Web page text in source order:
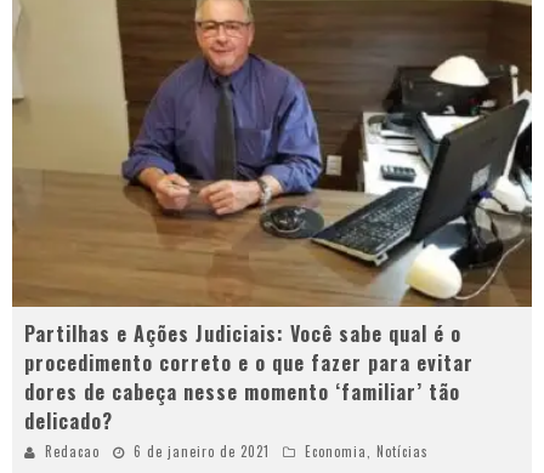
Partilhas e Ações Judiciais: Você sabe qual é o
procedimento correto e o que fazer para evitar
dores de cabeça nesse momento ‘familiar’ tão
delicado?
Redacao 6 de janeiro de 2021 Economia, Notícias